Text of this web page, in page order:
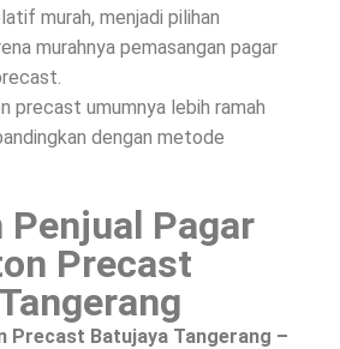
murah, menjadi pilihan
murahnya pemasangan pagar
precast umumnya lebih ramah
dengan metode
Penjual Pagar
Precast
Precast Batujaya Tangerang –